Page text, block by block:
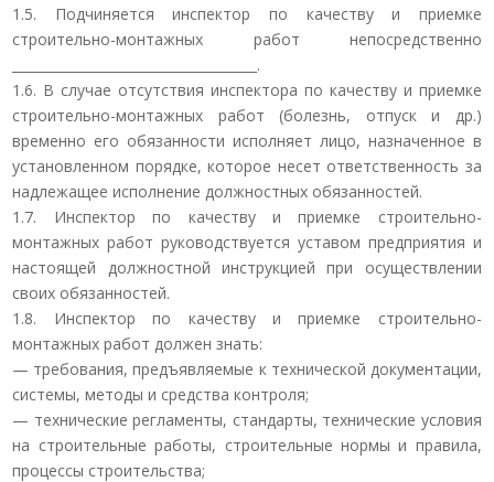
1.5. Подчиняется инспектор по качеству и приемке
строительно-монтажных работ непосредственно
_____________________________________.
1.6. В случае отсутствия инспектора по качеству и приемке
строительно-монтажных работ (болезнь, отпуск и др.)
временно его обязанности исполняет лицо, назначенное в
установленном порядке, которое несет ответственность за
надлежащее исполнение должностных обязанностей.
1.7. Инспектор по качеству и приемке строительно-
монтажных работ руководствуется уставом предприятия и
настоящей должностной инструкцией при осуществлении
своих обязанностей.
1.8. Инспектор по качеству и приемке строительно-
монтажных работ должен знать:
— требования, предъявляемые к технической документации,
системы, методы и средства контроля;
— технические регламенты, стандарты, технические условия
на строительные работы, строительные нормы и правила,
процессы строительства;